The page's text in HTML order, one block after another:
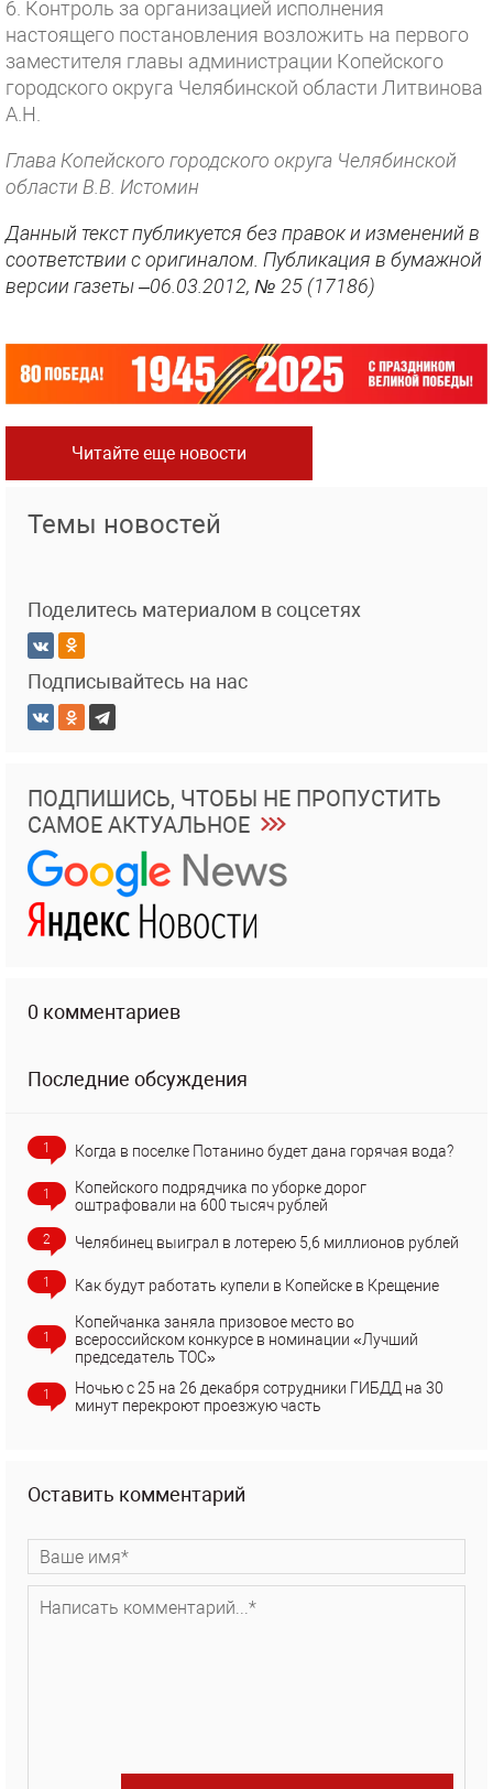
6. Контроль за организацией исполнения
настоящего постановления возложить на первого
заместителя главы администрации Копейского
городского округа Челябинской области Литвинова
А.Н.
Глава Копейского городского округа Челябинской
области В.В. Истомин
Данный текст публикуется без правок и изменений в
соответствии с оригиналом. Публикация в бумажной
версии газеты –06.03.2012, № 25 (17186)
Читайте еще новости
Темы новостей
Поделитесь материалом в соцсетях
Подписывайтесь на нас
ПОДПИШИСЬ, ЧТОБЫ НЕ ПРОПУСТИТЬ
САМОЕ АКТУАЛЬНОЕ
0 комментариев
Последние обсуждения
1 Когда в поселке Потанино будет дана горячая вода?
1
Копейского подрядчика по уборке дорог
оштрафовали на 600 тысяч рублей
2 Челябинец выиграл в лотерею 5,6 миллионов рублей
1 Как будут работать купели в Копейске в Крещение
1
Копейчанка заняла призовое место во
всероссийском конкурсе в номинации «Лучший
председатель ТОС»
1
Ночью с 25 на 26 декабря сотрудники ГИБДД на 30
минут перекроют проезжую часть
Оставить комментарий